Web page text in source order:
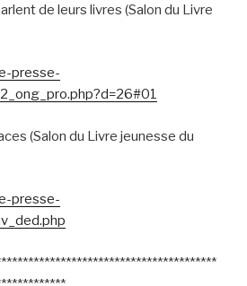
de leurs livres (Salon du Livre
presse-
(Salon du Livre jeunesse du
presse-